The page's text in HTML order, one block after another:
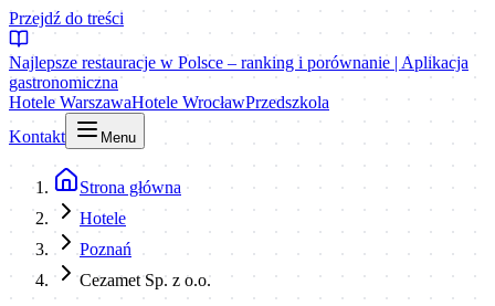
Przejdź do treści
Najlepsze restauracje w Polsce – ranking i porównanie | Aplikacja
gastronomiczna
Hotele WarszawaHotele WrocławPrzedszkola
Kontakt
Menu
Strona główna
Hotele
Poznań
Cezamet Sp. z o.o.